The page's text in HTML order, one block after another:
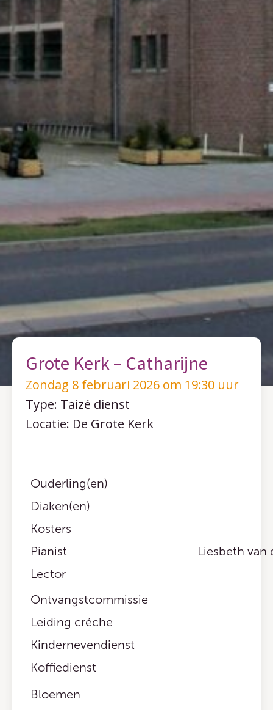
Grote Kerk – Catharijne
Zondag 8 februari 2026 om 19:30 uur
Type: Taizé dienst
Locatie: De Grote Kerk
Ouderling(en)
Diaken(en)
Kosters
Pianist
Liesbeth van
Lector
Ontvangstcommissie
Leiding créche
Kindernevendienst
Koffiedienst
Bloemen